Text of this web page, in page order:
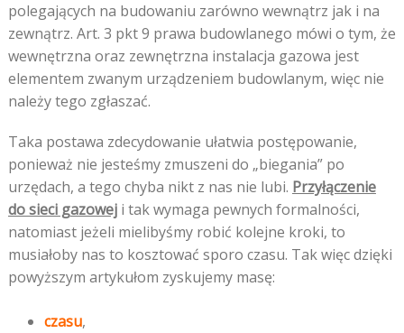
polegających na budowaniu zarówno wewnątrz jak i na
zewnątrz. Art. 3 pkt 9 prawa budowlanego mówi o tym, że
wewnętrzna oraz zewnętrzna instalacja gazowa jest
elementem zwanym urządzeniem budowlanym, więc nie
należy tego zgłaszać.
Taka postawa zdecydowanie ułatwia postępowanie,
ponieważ nie jesteśmy zmuszeni do „biegania” po
urzędach, a tego chyba nikt z nas nie lubi. Przyłączenie
do sieci gazoweji tak wymaga pewnych formalności,
natomiast jeżeli mielibyśmy robić kolejne kroki, to
musiałoby nas to kosztować sporo czasu. Tak więc dzięki
powyższym artykułom zyskujemy masę:
czasu,